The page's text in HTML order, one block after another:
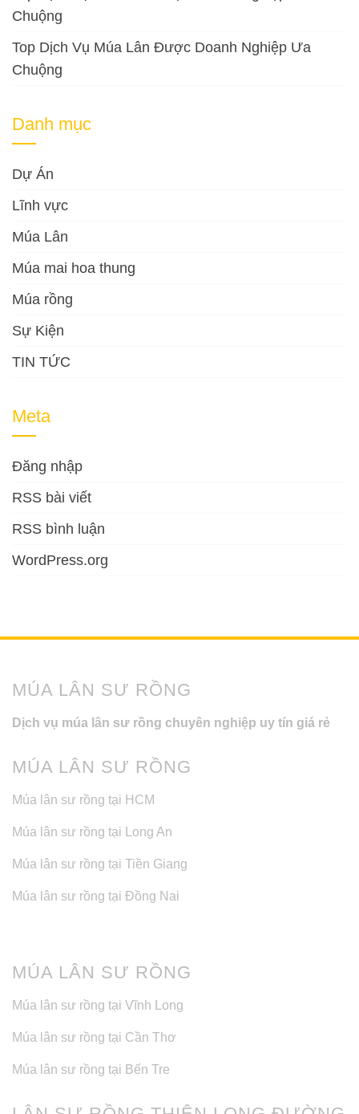
Chuộng
Top Dịch Vụ Múa Lân Được Doanh Nghiệp Ưa
Chuộng
Danh mục
Dự Án
Lĩnh vực
Múa Lân
Múa mai hoa thung
Múa rồng
Sự Kiện
TIN TỨC
Meta
Đăng nhập
RSS bài viết
RSS bình luận
WordPress.org
MÚA LÂN SƯ RỒNG
Dịch vụ múa lân sư rồng chuyên nghiệp uy tín giá rẻ
MÚA LÂN SƯ RỒNG
Múa lân sư rồng tại HCM
Múa lân sư rồng tại Long An
Múa lân sư rồng tại Tiền Giang
Múa lân sư rồng tại Đồng Nai
MÚA LÂN SƯ RỒNG
Múa lân sư rồng tại Vĩnh Long
Múa lân sư rồng tại Cần Thơ
Múa lân sư rồng tại Bến Tre